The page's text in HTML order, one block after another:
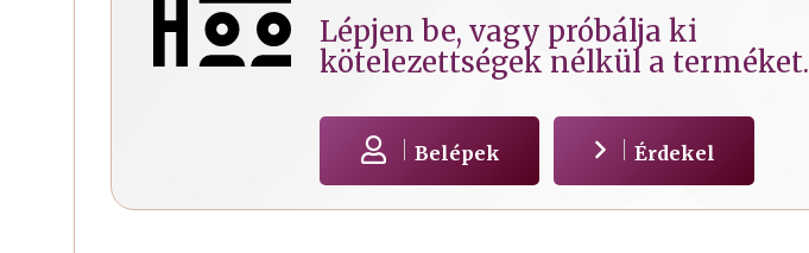
Lépjen be, vagy próbálja ki
kötelezettségek nélkül a terméket.
Belépek Érdekel